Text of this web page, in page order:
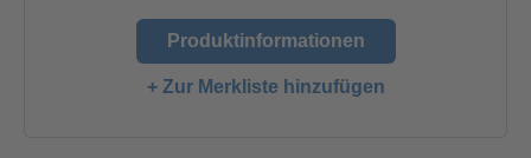
Produktinformationen
+ Zur Merkliste hinzufügen